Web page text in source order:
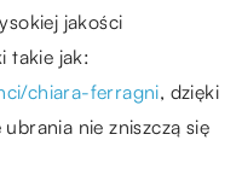
jakości
takie jak:
chiara-ferragni, dzięki
nie zniszczą się